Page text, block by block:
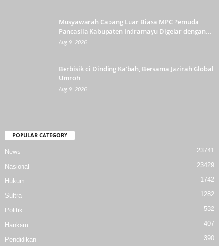
Musyawarah Cabang Luar Biasa MPC Pemuda
Pancasila Kabupaten Indramayu Digelar dengan...
Aug 9, 2026
Berbisik di Dinding Ka’bah, Bersama Jazirah Global
Umroh
Aug 9, 2026
POPULAR CATEGORY
News 23741
Nasional 23429
Hukum 1742
Sultra 1282
Politik 532
Hankam 407
Pendidikan 390